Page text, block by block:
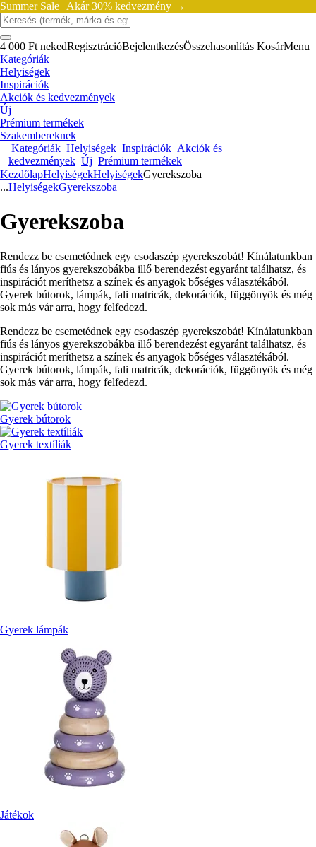
Summer Sale | Akár 30% kedvezmény →
4 000 Ft nekedRegisztrációBejelentkezésÖsszehasonlítás KosárMenu
Kategóriák
Helyiségek
Inspirációk
Akciók és kedvezmények
Új
Prémium termékek
Szakembereknek
Kategóriák Helyiségek Inspirációk Akciók és
kedvezmények Új Prémium termékek
KezdőlapHelyiségekHelyiségekGyerekszoba
...HelyiségekGyerekszoba
Gyerekszoba
Rendezz be csemetédnek egy csodaszép gyerekszobát! Kínálatunkban
fiús és lányos gyerekszobákba illő berendezést egyaránt találhatsz, és
inspirációt meríthetsz a színek és anyagok bőséges választékából.
Gyerek bútorok, lámpák, fali matricák, dekorációk, függönyök és még
sok más vár arra, hogy felfedezd.
Rendezz be csemetédnek egy csodaszép gyerekszobát! Kínálatunkban
fiús és lányos gyerekszobákba illő berendezést egyaránt találhatsz, és
inspirációt meríthetsz a színek és anyagok bőséges választékából.
Gyerek bútorok, lámpák, fali matricák, dekorációk, függönyök és még
sok más vár arra, hogy felfedezd.
Gyerek bútorok
Gyerek textíliák
Gyerek lámpák
Játékok